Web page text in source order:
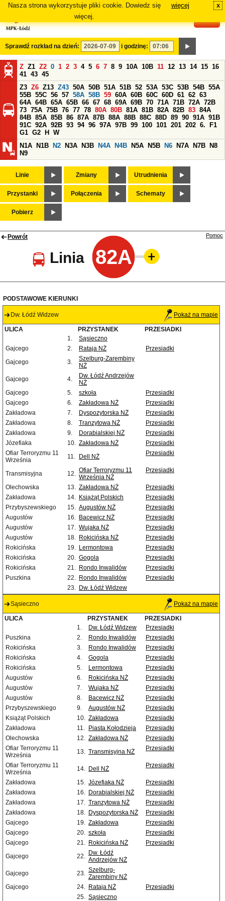
Nasza strona wykorzystuje pliki cookie. Dowiedz się
więcej.
więcej x
Sprawdź rozkład na dzień: i godzinę:
Z Z1 Z2 0 1 2 3 4 5 6 7 8 9 10A 10B 11 12 13 14 15 16
41 43 45
Z3 Z6 Z13 Z43 50A 50B 51A 51B 52 53A 53C 53B 54B 55A
55B 55C 56 57 58A 58B 59 60A 60B 60C 60D 61 62 63
64A 64B 65A 65B 66 67 68 69A 69B 70 71A 71B 72A 72B
73 75A 75B 76 77 78 80A 80B 81A 81B 82A 82B 83 84A
84B 85A 85B 86 87A 87B 88A 88B 88C 88D 89 90 91A 91B
91C 92A 92B 93 94 96 97A 97B 99 100 101 201 202 6.
F1
G1 G2 H
W
N1A
N1B N2 N3A N3B N4A N4B N5A N5B N6 N7A N7B
N8
N9
Linie Zmiany Utrudnienia
Przystanki Połączenia Schematy
Pobierz
Powrót
Linia 82A
Pomoc
PODSTAWOWE KIERUNKI
Dw. Łódź Widzew Pokaż na mapie
ULICA PRZYSTANEK
PRZESIADKI
1.
Sąsieczno
Gajcego
2. Rataja NŻ
Przesiadki
Gajcego
3.
Szelburg-Zarembiny
NŻ
Gajcego
4.
Dw. Łódź Andrzejów
NŻ
Gajcego
5. szkoła
Przesiadki
Gajcego
6. Zakładowa NŻ
Przesiadki
Zakładowa
7. Dyspozytorska NŻ
Przesiadki
Zakładowa
8. Tranzytowa NŻ
Przesiadki
Zakładowa
9. Dorabialskiej NŻ
Przesiadki
Józefiaka
10. Zakładowa NŻ
Przesiadki
Ofiar Terroryzmu 11
Września
11. Dell NŻ Przesiadki
Transmisyjna 12. Ofiar Terroryzmu 11
Września NŻ
Przesiadki
Olechowska 13. Zakładowa NŻ
Przesiadki
Zakładowa
14. Książąt Polskich
Przesiadki
Przybyszewskiego
15. Augustów NŻ
Przesiadki
Augustów
16. Bacewicz NŻ
Przesiadki
Augustów
17. Wujaka NŻ
Przesiadki
Augustów
18. Rokicińska NŻ
Przesiadki
Rokicińska
19. Lermontowa
Przesiadki
Rokicińska
20. Gogola
Przesiadki
Rokicińska
21. Rondo Inwalidów
Przesiadki
Puszkina
22. Rondo Inwalidów
Przesiadki
23. Dw. Łódź Widzew
Sąsieczno Pokaż na mapie
ULICA PRZYSTANEK
PRZESIADKI
1.
Dw. Łódź Widzew
Przesiadki
Puszkina
2. Rondo Inwalidów
Przesiadki
Rokicińska
3. Rondo Inwalidów
Przesiadki
Rokicińska
4. Gogola
Przesiadki
Rokicińska
5. Lermontowa
Przesiadki
Augustów
6. Rokicińska NŻ
Przesiadki
Augustów
7. Wujaka NŻ
Przesiadki
Augustów
8. Bacewicz NŻ
Przesiadki
Przybyszewskiego
9. Augustów NŻ
Przesiadki
Książąt Polskich
10. Zakładowa
Przesiadki
Zakładowa
11. Piasta Kołodzieja
Przesiadki
Olechowska
12. Zakładowa NŻ
Przesiadki
Ofiar Terroryzmu 11
Września
13. Transmisyjna NŻ Przesiadki
Ofiar Terroryzmu 11
Września
14. Dell NŻ Przesiadki
Zakładowa 15. Józefiaka NŻ
Przesiadki
Zakładowa
16. Dorabialskiej NŻ
Przesiadki
Zakładowa
17. Tranzytowa NŻ
Przesiadki
Zakładowa
18. Dyspozytorska NŻ
Przesiadki
Gajcego
19. Zakładowa
Przesiadki
Gajcego
20. szkoła
Przesiadki
Gajcego
21. Rokicińska NŻ
Przesiadki
Gajcego
22. Dw. Łódź
Andrzejów NŻ
Gajcego
23. Szelburg-
Zarembiny NŻ
Gajcego
24. Rataja NŻ
Przesiadki
25. Sąsieczno